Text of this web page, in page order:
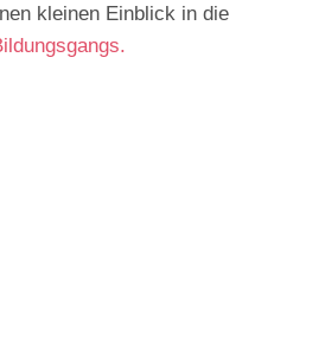
kleinen Einblick in die